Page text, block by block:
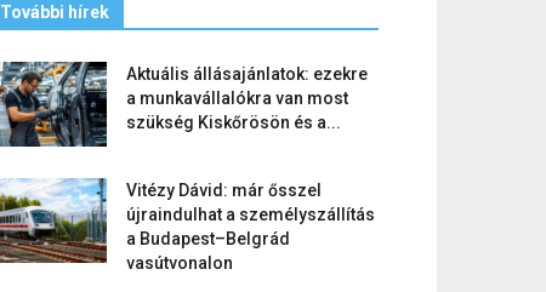
További hírek
Aktuális állásajánlatok: ezekre
a munkavállalókra van most
szükség Kiskőrösön és a...
Vitézy Dávid: már ősszel
újraindulhat a személyszállítás
a Budapest–Belgrád
vasútvonalon